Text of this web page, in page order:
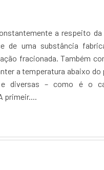
a respeito da
de uma substância
fracionada. Também
a temperatura abaixo do
e diversas – como é o
primeir....